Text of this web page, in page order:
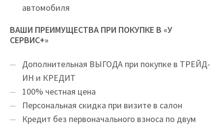
автомобиля
ВАШИ ПРЕИМУЩЕСТВА ПРИ ПОКУПКЕ В «У
СЕРВИС+»
Дополнительная ВЫГОДА при покупке в ТРЕЙД-
ИН и КРЕДИТ
100% честная цена
Персональная скидка при визите в салон
Кредит без первоначального взноса по двум